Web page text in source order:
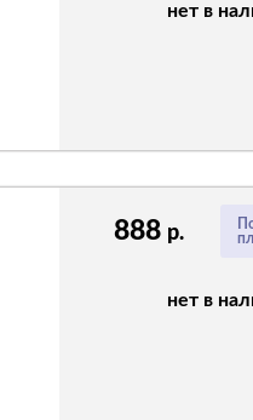
нет в
888 р.
нет в